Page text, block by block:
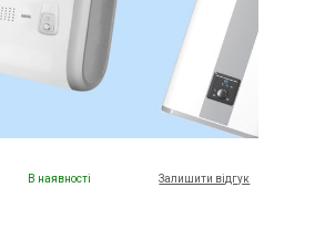
В наявності Залишити відгук